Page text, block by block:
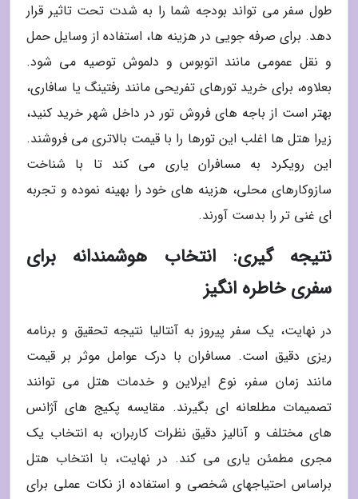
طول سفر می تواند بودجه شما را به شدت تحت تاثیر قرار
دهد. برای صرفه جویی در هزینه ها، استفاده از وسایل حمل
و نقل عمومی مانند اتوبوس و دلموش توصیه می شود.
بعلاوه، برای خرید تورهای تفریحی مانند رفتینگ یا سافاری،
بهتر است از باجه های فروش تور در داخل شهر خرید کنید،
زیرا هتل ها اغلب این تورها را با قیمت بالاتری می فروشند.
این رویکرد به مسافران یاری می کند تا با شناخت
سازوکارهای محلی، هزینه های خود را بهینه نموده و تجربه
ای غنی تر را بدست آورند.
نتیجه گیری: انتخاب هوشمندانه برای
سفری خاطره انگیز
در نهایت، یک سفر پیروز به آنتالیا نتیجه تحقیق و برنامه
ریزی دقیق است. مسافران با درک عوامل موثر بر قیمت
مانند زمان سفر، نوع ایرلاین و خدمات هتل می توانند
تصمیمات مطلعانه ای بگیرند. مقایسه پکیج های آژانس
های مختلف و آنالیز دقیق نظرات کاربران، به انتخاب یک
مجری مطمئن یاری می کند. در نهایت، با انتخاب هتل
براساس احتیاجهای شخصی و استفاده از نکات عملی برای